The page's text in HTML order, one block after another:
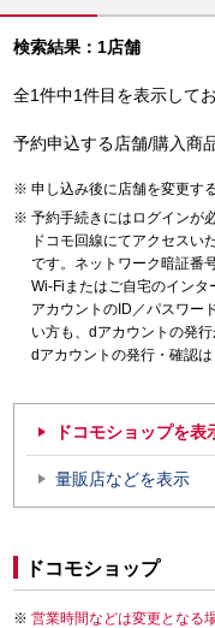
検索結果：1店舗
全1件中1件目を表示して
予約申込する店舗/購入商
申し込み後に店舗を変更す
予約手続きにはログインが
ドコモ回線にてアクセスい
です。ネットワーク暗証番
Wi-Fiまたはご自宅のインタ
アカウントのID／パスワー
い方も、dアカウントの発行
dアカウントの発行・確認は
ドコモショップを表
量販店などを表示
ドコモショップ
営業時間などは変更となる